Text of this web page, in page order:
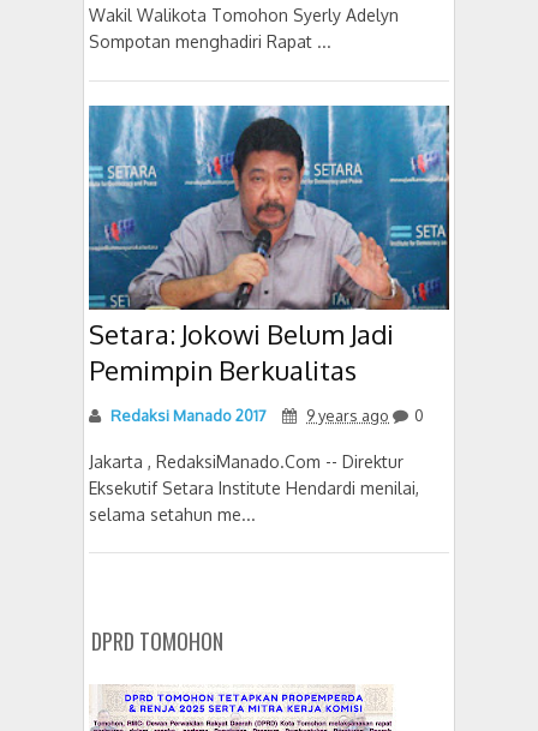
Wakil Walikota Tomohon Syerly Adelyn
Sompotan menghadiri Rapat ...
Setara: Jokowi Belum Jadi
Pemimpin Berkualitas
Redaksi Manado 2017 9 years ago 0
Jakarta , RedaksiManado.Com -- Direktur
Eksekutif Setara Institute Hendardi menilai,
selama setahun me...
DPRD TOMOHON